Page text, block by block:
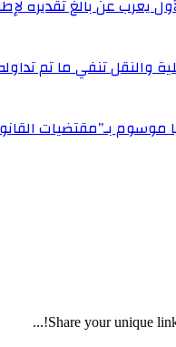
يعرب عن بالغ تقديره
والنقل تنفي ما تم
موسوم بـ”مقتضيات
Share your unique